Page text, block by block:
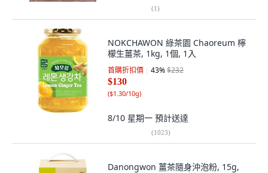
(1)
NOKCHAWON 綠茶園 Chaoreum 檸
檬生薑茶, 1kg, 1個, 1入
首購折扣價 43%$232
$130
($1.30/10g)
8/10 星期一 預計送達
(1023)
Danongwon 薑茶隨身沖泡粉, 15g,